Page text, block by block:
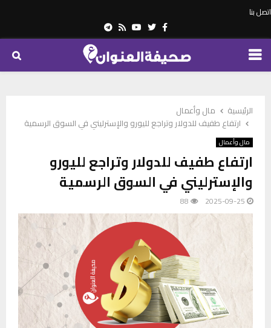
اتصل بنا
Facebook
Twitter
Youtube
Rss
Telegram
PRIMARY
الرئيسية
مال وأعمال
ارتفاع طفيف للدولار وتراجع لليورو والإسترليني في السوق الرسمية
مال وأعمال
ارتفاع طفيف للدولار وتراجع لليورو
والإسترليني في السوق الرسمية
2025-09-25
88